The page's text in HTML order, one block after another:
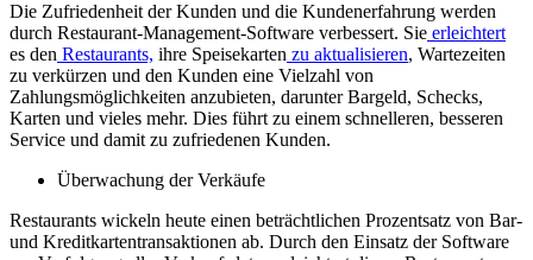
Die Zufriedenheit der Kunden und die Kundenerfahrung werden
durch Restaurant-Management-Software verbessert. Sie erleichtert
es den Restaurants, ihre Speisekarten zu aktualisieren, Wartezeiten
zu verkürzen und den Kunden eine Vielzahl von
Zahlungsmöglichkeiten anzubieten, darunter Bargeld, Schecks,
Karten und vieles mehr. Dies führt zu einem schnelleren, besseren
Service und damit zu zufriedenen Kunden.
Überwachung der Verkäufe
Restaurants wickeln heute einen beträchtlichen Prozentsatz von Bar-
und Kreditkartentransaktionen ab. Durch den Einsatz der Software